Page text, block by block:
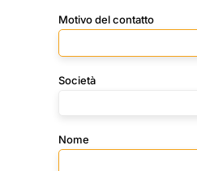
Motivo del contatto
Società
Nome